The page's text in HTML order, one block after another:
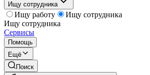
Ищу сотрудника
Ищу работу
Ищу сотрудника
Ищу сотрудника
Сервисы
Помощь
Ещё
Поиск